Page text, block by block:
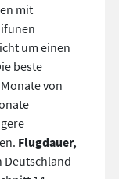
mit
um einen
beste
von
Flugdauer,
Deutschland